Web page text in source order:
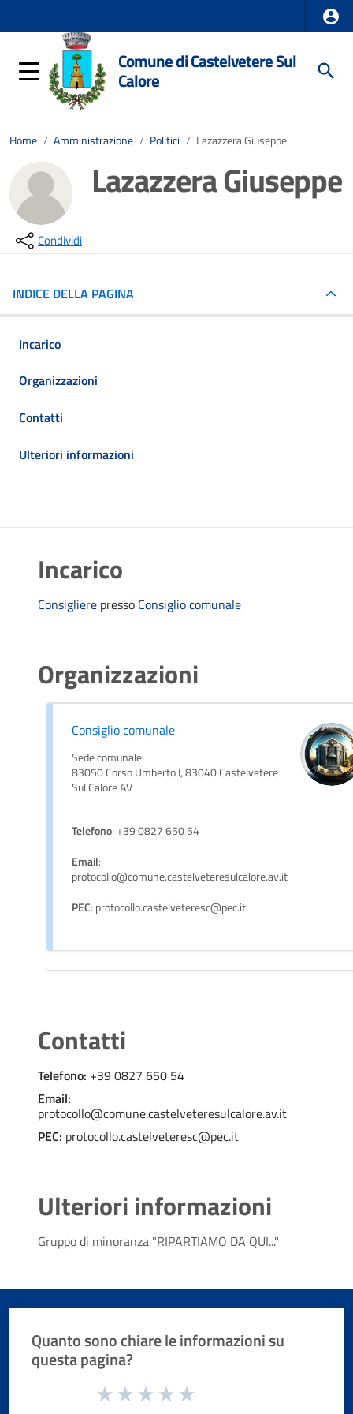
Comune di Castelvetere Sul
Calore
Home / Amministrazione / Politici / Lazazzera Giuseppe
Lazazzera Giuseppe
Condividi
INDICE DELLA PAGINA
Incarico
Organizzazioni
Contatti
Ulteriori informazioni
Incarico
Consigliere presso Consiglio comunale
Organizzazioni
Consiglio comunale
Sede comunale
83050 Corso Umberto I, 83040 Castelvetere
Sul Calore AV
Telefono: +39 0827 650 54
Email:
protocollo@comune.castelveteresulcalore.av.it
PEC: protocollo.castelveteresc@pec.it
Contatti
Telefono: +39 0827 650 54
Email:
protocollo@comune.castelveteresulcalore.av.it
PEC: protocollo.castelveteresc@pec.it
Ulteriori informazioni
Gruppo di minoranza "RIPARTIAMO DA QUI..."
Quanto sono chiare le informazioni su
questa pagina?
Valuta da 1 a 5 stelle la pagina